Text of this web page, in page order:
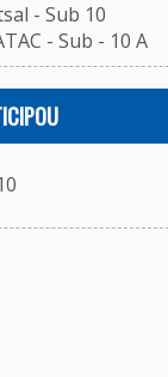
- Sub 10
- Sub - 10 A